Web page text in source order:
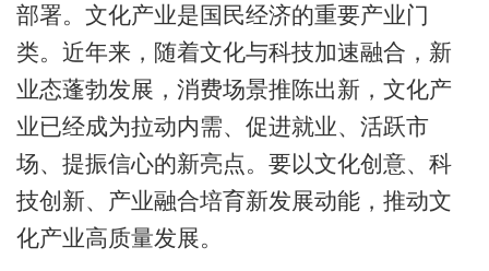
部署。文化产业是国民经济的重要产业门
类。近年来，随着文化与科技加速融合，新
业态蓬勃发展，消费场景推陈出新，文化产
业已经成为拉动内需、促进就业、活跃市
场、提振信心的新亮点。要以文化创意、科
技创新、产业融合培育新发展动能，推动文
化产业高质量发展。